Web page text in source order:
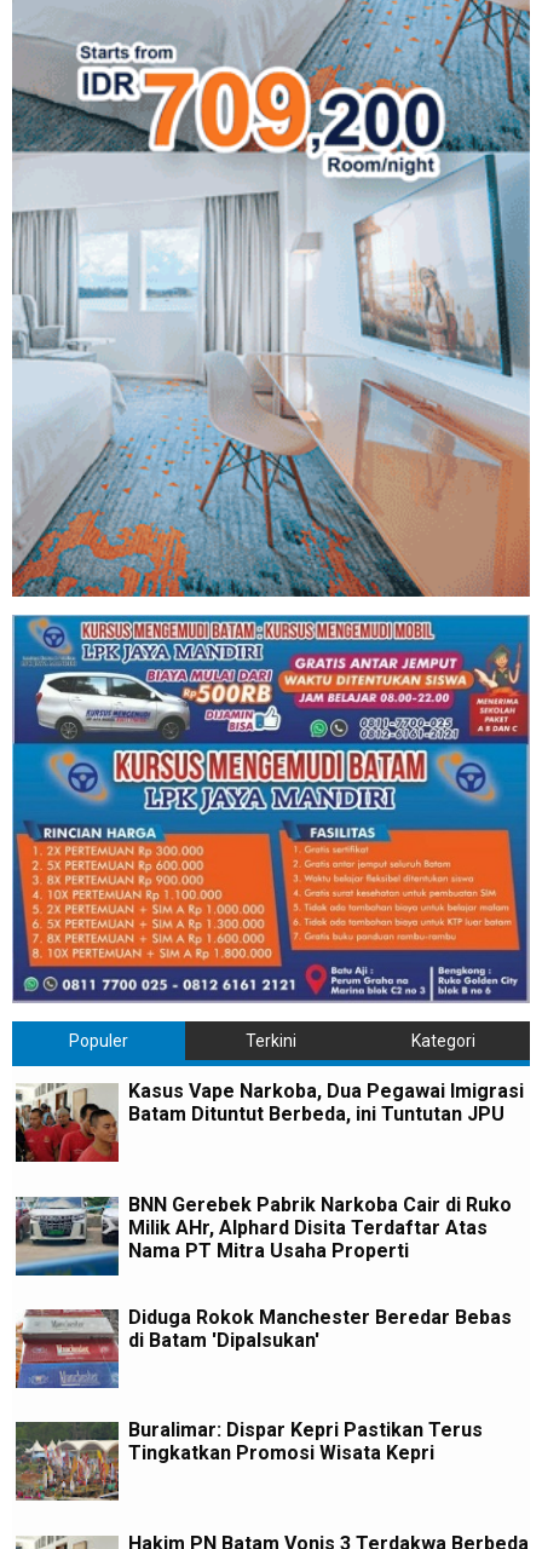
Populer Terkini Kategori
Kasus Vape Narkoba, Dua Pegawai Imigrasi
Batam Dituntut Berbeda, ini Tuntutan JPU
BNN Gerebek Pabrik Narkoba Cair di Ruko
Milik AHr, Alphard Disita Terdaftar Atas
Nama PT Mitra Usaha Properti
Diduga Rokok Manchester Beredar Bebas
di Batam 'Dipalsukan'
Buralimar: Dispar Kepri Pastikan Terus
Tingkatkan Promosi Wisata Kepri
Hakim PN Batam Vonis 3 Terdakwa Berbeda